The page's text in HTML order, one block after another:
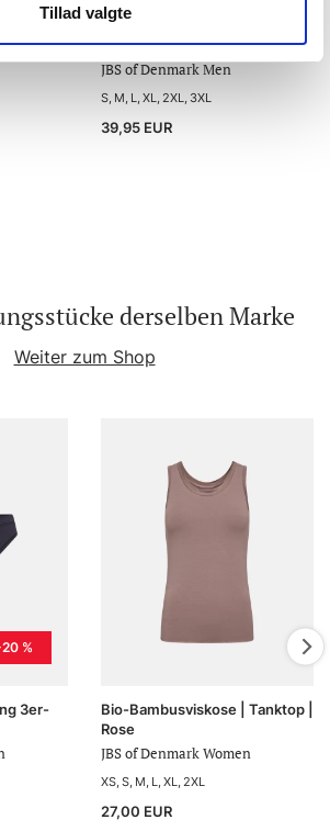
Tillad valgte
Bambusviskose, Unterhosen,
2-pack, Grau
JBS of Denmark Men
S M L XL 2XL 3XL
39,95 EUR
derselben Marke
Weiter zum Shop
%
3er-
Bio-Bambusviskose | Tanktop |
Rose
JBS of Denmark Women
XS S M L XL 2XL
27,00 EUR